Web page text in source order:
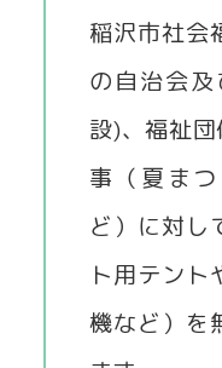
稲沢市社会
の自治会
設)、福祉
事（夏ま
ど）に対し
ト用テント
機など）を